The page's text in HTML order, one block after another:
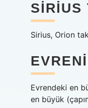
SIRIUS
Sirius, Orion
Evrendeki en
en büyük